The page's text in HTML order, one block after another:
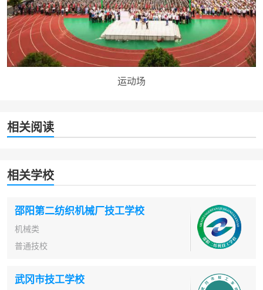
运动场
相关阅读
相关学校
邵阳第二纺织机械厂技工学校
机械类
普通技校
武冈市技工学校